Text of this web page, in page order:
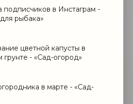
подписчиков в Инстаграм -
рыбака»
цветной капусты в
грунте - «Сад-огород»
в марте - «Сад-